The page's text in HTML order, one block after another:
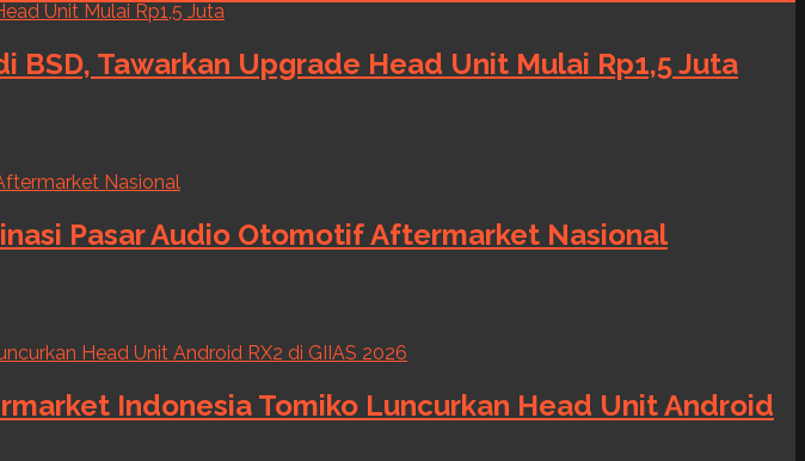
BSD, Tawarkan Upgrade Head Unit Mulai Rp1,5 Juta
Pasar Audio Otomotif Aftermarket Nasional
Indonesia Tomiko Luncurkan Head Unit Android